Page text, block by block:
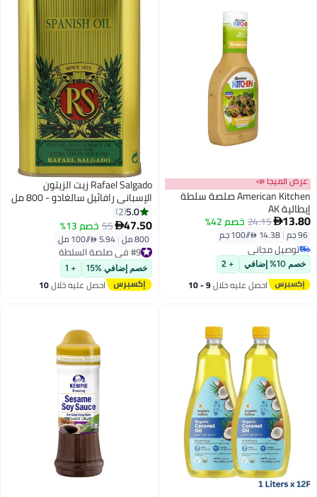
عرض الميجا 📣
American Kitchen صلصة سلطة
إيطالية AK
13.80
24.15خصم 42%
96 جم |14.38 /⁨/100 جم⁩
توصيل مجاني
توصيل مجاني
خصم 10% إضافي + 2
احصل عليه خلال 9 - 10
Rafael Salgado زيت الزيتون
الإسباني رافائيل سالغادو - 800 مل
5.0
2
47.50
55 خصم 13%
800 مل | #9 في صلصة السلطة
توصيل مجاني
#9 في صلصة السلطة
خصم إضافي %15 + 1
احصل عليه خلال10